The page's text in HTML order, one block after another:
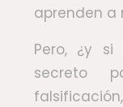
aprenden a
Pero, ¿y
secreto